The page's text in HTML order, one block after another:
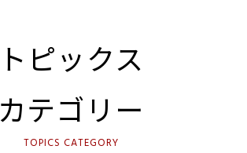
トピックス
カテゴリー
TOPICS CATEGORY